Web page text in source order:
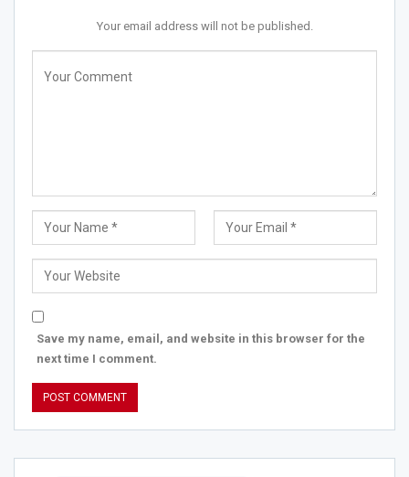
Your email address will not be published.
Save my name, email, and website in this browser for the
next time I comment.